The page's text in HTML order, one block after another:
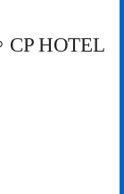
CP HOTEL